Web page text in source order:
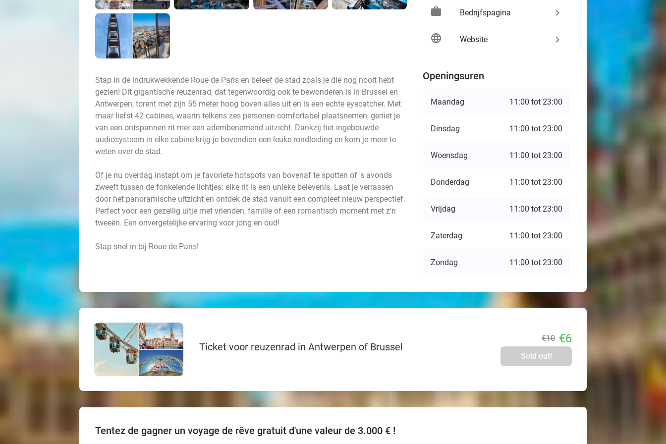
Stap in de indrukwekkende Roue de Paris en beleef de stad zoals je die nog nooit hebt
gezien! Dit gigantische reuzenrad, dat tegenwoordig ook te bewonderen is in Brussel en
Antwerpen, torent met zijn 55 meter hoog boven alles uit en is een echte eyecatcher. Met
maar liefst 42 cabines, waarin telkens zes personen comfortabel plaatsnemen, geniet je
van een ontspannen rit met een adembenemend uitzicht. Dankzij het ingebouwde
audiosysteem in elke cabine krijg je bovendien een leuke rondleiding en kom je meer te
weten over de stad.
Of je nu overdag instapt om je favoriete hotspots van bovenaf te spotten of 's avonds
zweeft tussen de fonkelende lichtjes: elke rit is een unieke belevenis. Laat je verrassen
door het panoramische uitzicht en ontdek de stad vanuit een compleet nieuw perspectief.
Perfect voor een gezellig uitje met vrienden, familie of een romantisch moment met z'n
tweeën. Een onvergetelijke ervaring voor jong en oud!
Stap snel in bij Roue de Paris!
work Bedrijfspagina keyboard_arrow_right
language Website keyboard_arrow_right
Openingsuren
Maandag 11:00 tot 23:00
Dinsdag 11:00 tot 23:00
Woensdag 11:00 tot 23:00
Donderdag 11:00 tot 23:00
Vrijdag 11:00 tot 23:00
Zaterdag 11:00 tot 23:00
Zondag 11:00 tot 23:00
Ticket voor reuzenrad in Antwerpen of Brussel
€10 €6
Sold out!
Tentez de gagner un voyage de rêve gratuit d'une valeur de 3.000 € !